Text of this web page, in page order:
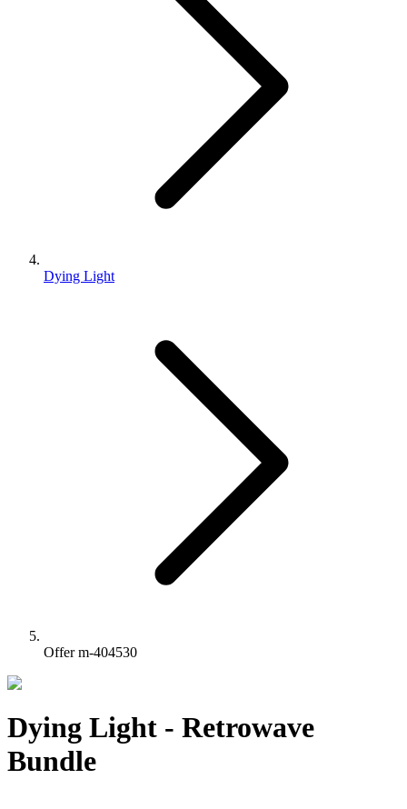
Dying Light
Offer m-404530
Dying Light - Retrowave
Bundle